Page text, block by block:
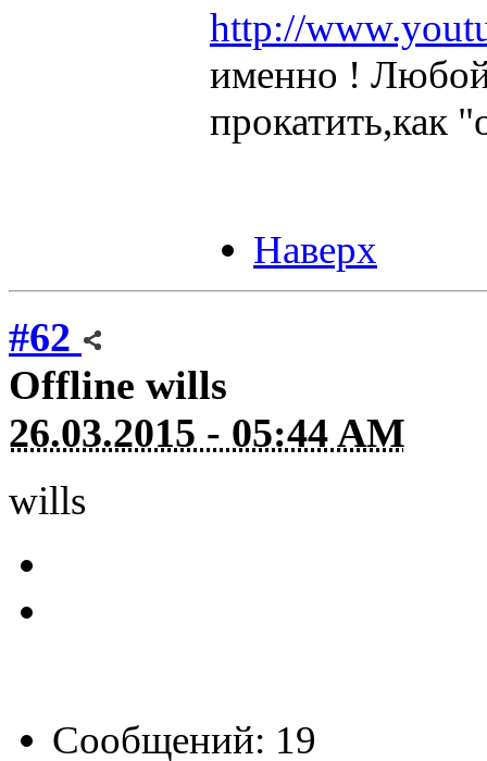
http://
именно !
прокатить,как
Наверх
#62
Offline wills
26.03.2015 - 05:44 AM
wills
Сообщений: 19